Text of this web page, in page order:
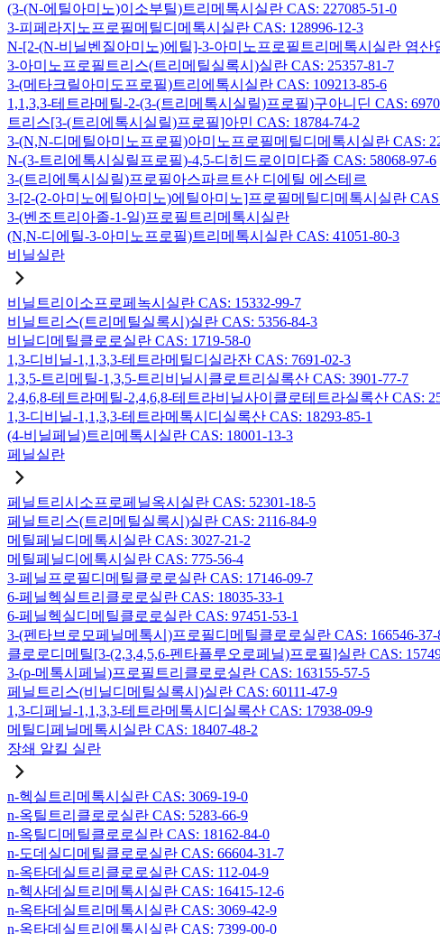
(3-(N-에틸아미노)이소부틸)트리메톡시실란 CAS: 227085-51-0
3-피페라지노프로필메틸디메톡시실란 CAS: 128996-12-3
N-[2-(N-비닐벤질아미노)에틸]-3-아미노프로필트리메톡시실란 염산
3-아미노프로필트리스(트리메틸실록시)실란 CAS: 25357-81-7
3-(메타크릴아미도프로필)트리에톡시실란 CAS: 109213-85-6
1,1,3,3-테트라메틸-2-(3-(트리메톡시실릴)프로필)구아니딘 CAS:
트리스[3-(트리에톡시실릴)프로필]아민 CAS: 18784-74-2
3-(N,N-디메틸아미노프로필)아미노프로필메틸디메톡시실란 CAS:
N-(3-트리에톡시실릴프로필)-4,5-디히드로이미다졸 CAS: 58068-97-6
3-(트리에톡시실릴)프로필아스파르트산 디에틸 에스테르
3-[2-(2-아미노에틸아미노)에틸아미노]프로필메틸디메톡시실란
3-(벤조트리아졸-1-일)프로필트리메톡시실란
(N,N-디에틸-3-아미노프로필)트리메톡시실란 CAS: 41051-80-3
비닐실란
비닐트리이소프로페녹시실란 CAS: 15332-99-7
비닐트리스(트리메틸실록시)실란 CAS: 5356-84-3
비닐디메틸클로로실란 CAS: 1719-58-0
1,3-디비닐-1,1,3,3-테트라메틸디실라잔 CAS: 7691-02-3
1,3,5-트리메틸-1,3,5-트리비닐시클로트리실록산 CAS: 3901-77-7
2,4,6,8-테트라메틸-2,4,6,8-테트라비닐사이클로테트라실록산 CAS:
1,3-디비닐-1,1,3,3-테트라메톡시디실록산 CAS: 18293-85-1
(4-비닐페닐)트리메톡시실란 CAS: 18001-13-3
페닐실란
페닐트리시소프로페닐옥시실란 CAS: 52301-18-5
페닐트리스(트리메틸실록시)실란 CAS: 2116-84-9
메틸페닐디메톡시실란 CAS: 3027-21-2
메틸페닐디에톡시실란 CAS: 775-56-4
3-페닐프로필디메틸클로로실란 CAS: 17146-09-7
6-페닐헥실트리클로로실란 CAS: 18035-33-1
6-페닐헥실디메틸클로로실란 CAS: 97451-53-1
3-(펜타브로모페닐메톡시)프로필디메틸클로로실란 CAS: 166546-37-
클로로디메틸[3-(2,3,4,5,6-펜타플루오로페닐)프로필]실란 CAS:
3-(p-메톡시페닐)프로필트리클로로실란 CAS: 163155-57-5
페닐트리스(비닐디메틸실록시)실란 CAS: 60111-47-9
1,3-디페닐-1,1,3,3-테트라메톡시디실록산 CAS: 17938-09-9
메틸디페닐메톡시실란 CAS: 18407-48-2
장쇄 알킬 실란
n-헥실트리메톡시실란 CAS: 3069-19-0
n-옥틸트리클로로실란 CAS: 5283-66-9
n-옥틸디메틸클로로실란 CAS: 18162-84-0
n-도데실디메틸클로로실란 CAS: 66604-31-7
n-옥타데실트리클로로실란 CAS: 112-04-9
n-헥사데실트리메톡시실란 CAS: 16415-12-6
n-옥타데실트리메톡시실란 CAS: 3069-42-9
n-옥타데실트리에톡시실란 CAS: 7399-00-0